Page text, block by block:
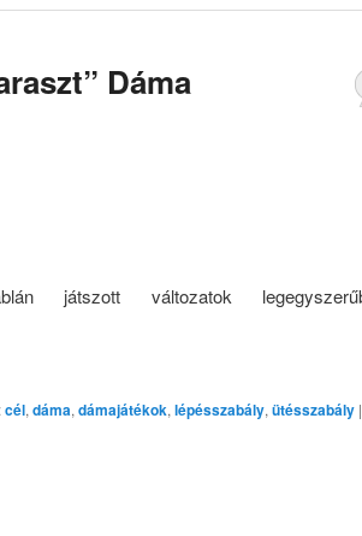
Dáma
játszott változatok
cél, dáma, dámajátékok, lépésszabály, ütésszabály |